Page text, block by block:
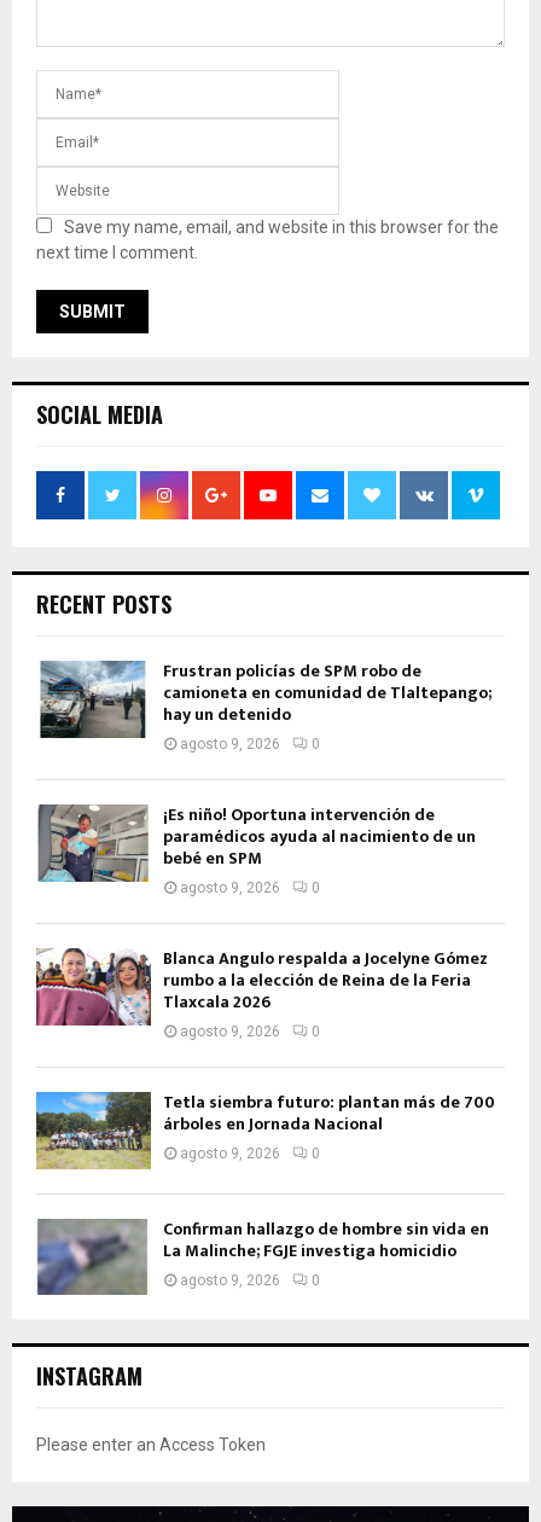
Save my name, email, and website in this browser for the
next time I comment.
SOCIAL MEDIA
RECENT POSTS
Frustran policías de SPM robo de
camioneta en comunidad de Tlaltepango;
hay un detenido
agosto 9, 2026 0
¡Es niño! Oportuna intervención de
paramédicos ayuda al nacimiento de un
bebé en SPM
agosto 9, 2026 0
Blanca Angulo respalda a Jocelyne Gómez
rumbo a la elección de Reina de la Feria
Tlaxcala 2026
agosto 9, 2026 0
Tetla siembra futuro: plantan más de 700
árboles en Jornada Nacional
agosto 9, 2026 0
Confirman hallazgo de hombre sin vida en
La Malinche; FGJE investiga homicidio
agosto 9, 2026 0
INSTAGRAM
Please enter an Access Token